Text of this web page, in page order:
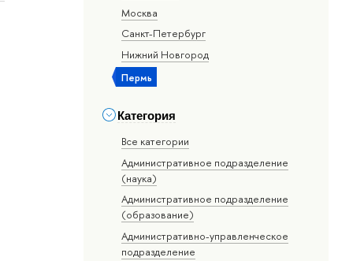
Москва
Санкт-Петербург
Нижний Новгород
Пермь
Категория
Все категории
Административное подразделение
(наука)
Административное подразделение
(образование)
Административно-управленческое
подразделение